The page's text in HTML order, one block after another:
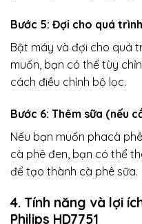
Bước 5: Đợi cho quá
Bật máy và đợi cho quá
muốn, bạn có thể tùy
cách điều chỉnh bộ lọc.
Bước 6: Thêm sữa (nếu
Nếu bạn muốn phacà
cà phê đen, bạn có thể
để tạo thành cà phê sữa.
4. Tính năng và lợi
Philips HD7751